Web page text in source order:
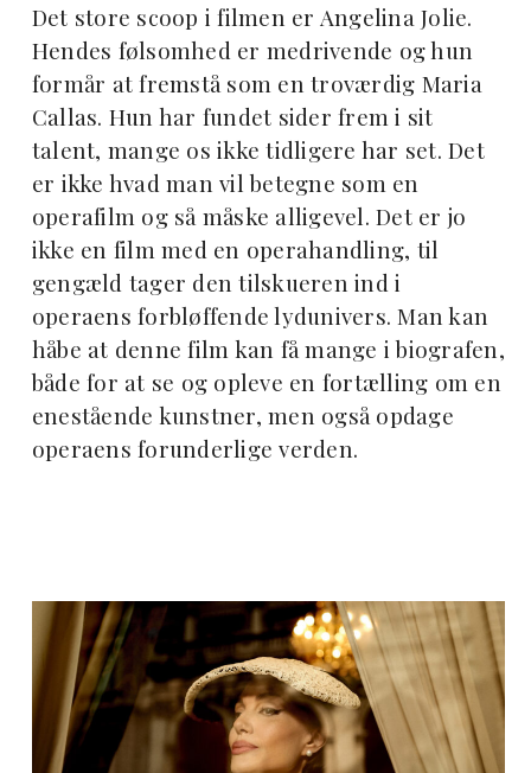
Det store scoop i filmen er Angelina Jolie.
Hendes følsomhed er medrivende og hun
formår at fremstå som en troværdig Maria
Callas. Hun har fundet sider frem i sit
talent, mange os ikke tidligere har set. Det
er ikke hvad man vil betegne som en
operafilm og så måske alligevel. Det er jo
ikke en film med en operahandling, til
gengæld tager den tilskueren ind i
operaens forbløffende lydunivers. Man kan
håbe at denne film kan få mange i biografen,
både for at se og opleve en fortælling om en
enestående kunstner, men også opdage
operaens forunderlige verden.